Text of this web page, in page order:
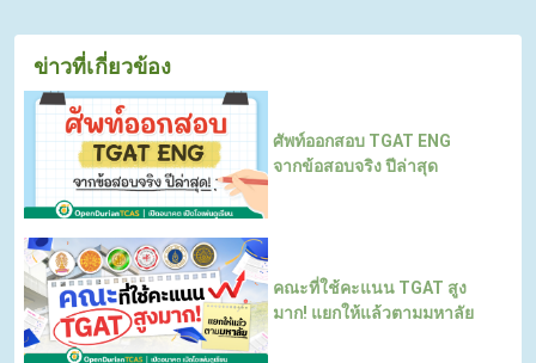
ข่าวที่เกี่ยวข้อง
ศัพท์ออกสอบ TGAT ENG
จากข้อสอบจริง ปีล่าสุด
คณะที่ใช้คะแนน TGAT สูง
มาก! แยกให้แล้วตามมหาลัย